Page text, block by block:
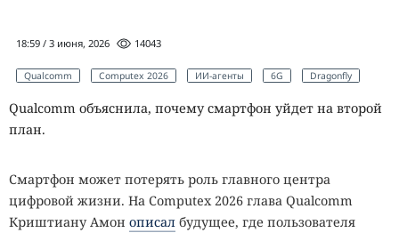
18:59 / 3 июня, 2026 14043
Qualcomm Computex 2026 ИИ-агенты 6G Dragonfly
Qualcomm объяснила, почему смартфон уйдет на второй
план.
Смартфон может потерять роль главного центра
цифровой жизни. На Computex 2026 глава Qualcomm
Криштиану Амон описал будущее, где пользователя